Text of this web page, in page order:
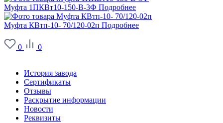
Муфта 1ПКВт10-150-В-3Ф Подробнее
Муфта КВтп-10- 70/120-02п Подробнее
0
0
История завода
Сертификаты
Отзывы
Раскрытие информации
Новости
Реквизиты